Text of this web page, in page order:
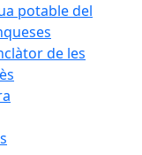
potable del
de les